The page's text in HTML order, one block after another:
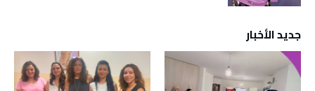
جديد الأخبار